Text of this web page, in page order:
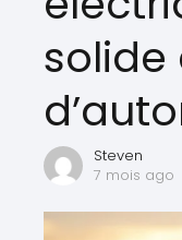
solide
Steven
7 mois ago